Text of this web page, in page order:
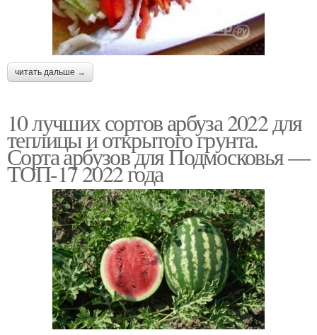
читать дальше →
10 лучших сортов арбуза 2022 для
теплицы и открытого грунта.
Сорта арбузов для Подмосковья —
ТОП-17 2022 года